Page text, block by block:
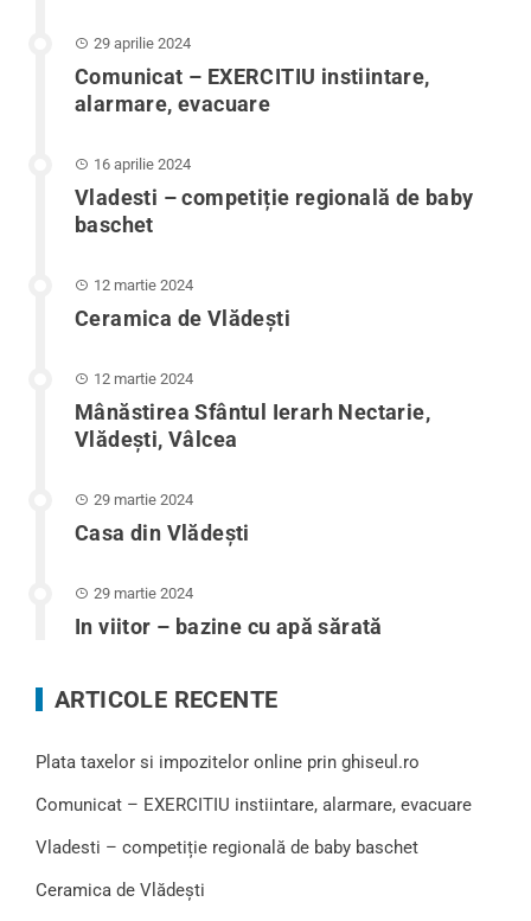
29 aprilie 2024
Comunicat – EXERCITIU instiintare,
alarmare, evacuare
16 aprilie 2024
Vladesti – competiție regională de baby
baschet
12 martie 2024
Ceramica de Vlădești
12 martie 2024
Mânăstirea Sfântul Ierarh Nectarie,
Vlădești, Vâlcea
29 martie 2024
Casa din Vlădeşti
29 martie 2024
In viitor – bazine cu apă sărată
ARTICOLE RECENTE
Plata taxelor si impozitelor online prin ghiseul.ro
Comunicat – EXERCITIU instiintare, alarmare, evacuare
Vladesti – competiție regională de baby baschet
Ceramica de Vlădești